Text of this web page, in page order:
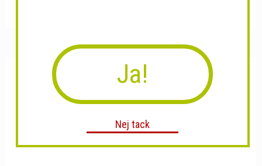
Ja!
Nej tack